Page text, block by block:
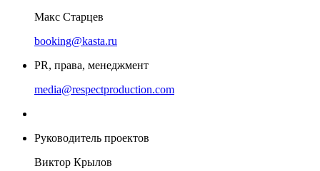
Макс Старцев
booking@kasta.ru
PR, права, менеджмент
media@respectproduction.com
Руководитель проектов
Виктор Крылов